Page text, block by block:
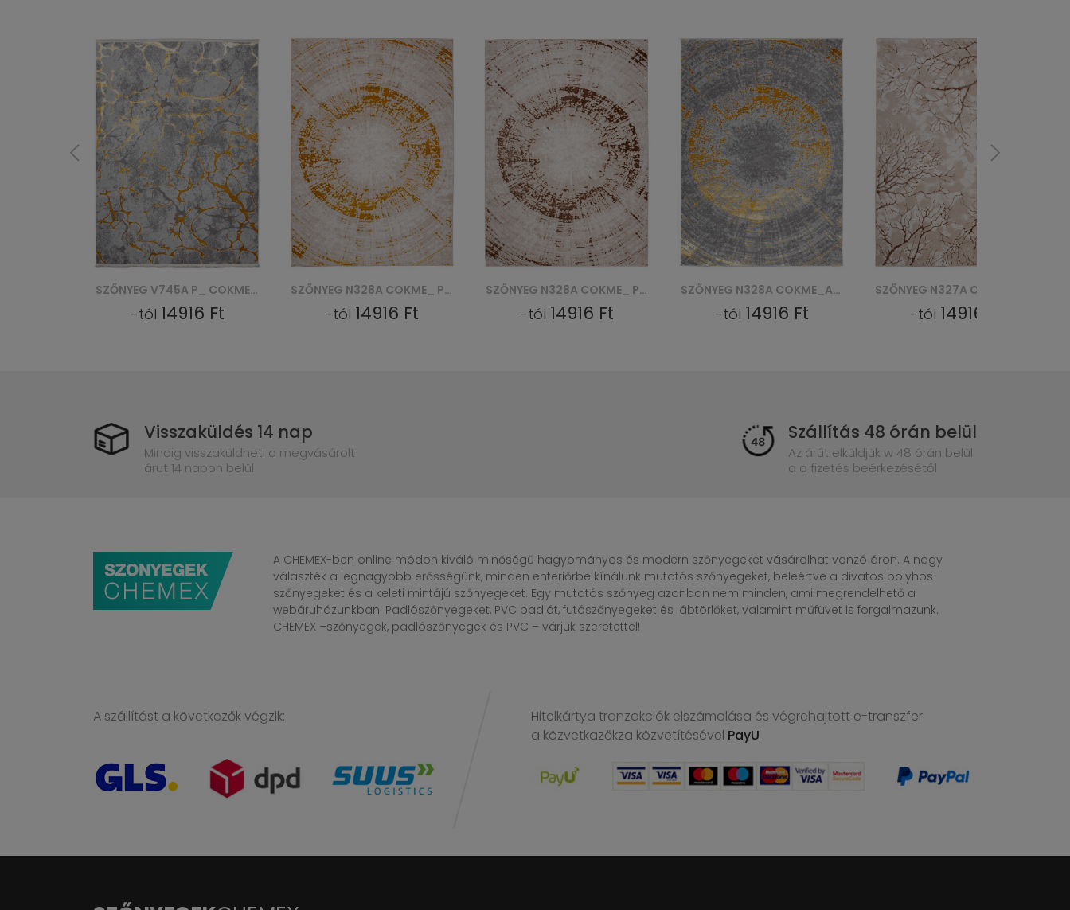
SZŐNYEG N328A COKME_ PES_ PALERMO - BEŻOWY, ZŁOTY
-tól 14916 Ft
SZŐNYEG N328A COKME_ PES_ PALERMO - BEŻOWY, BRĄZOWY
-tól 14916 Ft
SZŐNYEG N328A COKME_AGRI P_ PALERMO - ZŁOTY
-tól 14916 Ft
SZŐNYEG N327A COKME_ PES_ PALERMO - BEŻOWY, BRĄZOWY
-tól 14916 Ft -tól 14916 Ft
Visszaküldés 14 nap
Mindig visszaküldheti a megvásárolt
árut 14 napon belül
Szállítás 48 órán belül
Az árút elküldjük w 48 órán belül
a a fizetés beérkezésétől
A CHEMEX-ben online módon kiváló minőségű hagyományos és modern szőnyegeket vásárolhat vonzó áron. A nagy
választék a legnagyobb erősségünk, minden enteriőrbe kínálunk mutatós szőnyegeket, beleértve a divatos bolyhos
szőnyegeket és a keleti mintájú szőnyegeket. Egy mutatós szőnyeg azonban nem minden, ami megrendelhető a
webáruházunkban. Padlószőnyegeket, PVC padlót, futószőnyegeket és lábtörlőket, valamint műfüvet is forgalmazunk.
CHEMEX –szőnyegek, padlószőnyegek és PVC – várjuk szeretettel!
A szállítást a következők végzik:
Hitelkártya tranzakciók elszámolása és végrehajtott e-transzfer
a közvetkazőkza közvetítésével PayU